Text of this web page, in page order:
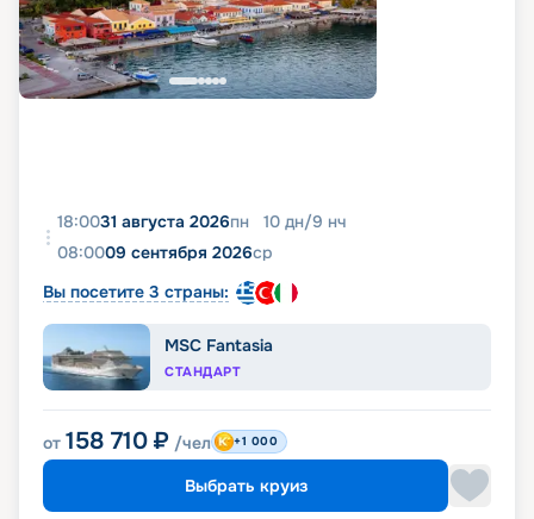
18:0031 августа 2026пн 10 дн/9 нч
08:0009 сентября 2026ср
Вы посетите 3 страны:
MSC Fantasia
СТАНДАРТ
от 158 710 ₽ /чел +1 000
Выбрать круиз